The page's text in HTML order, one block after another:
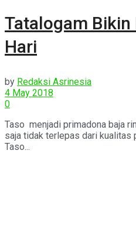
Tatalogam Bikin
Hari
by Redaksi Asrinesia
4 May 2018
0
Taso menjadi primadona baja
saja tidak terlepas dari kualitas
Taso...